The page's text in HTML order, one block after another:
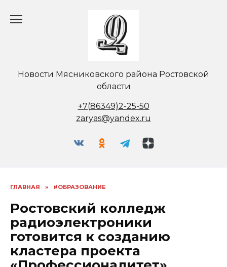
Новости Мясниковского района Ростовской
области
+7(86349)2-25-50
zaryas@yandex.ru
ГЛАВНАЯ » #ОБРАЗОВАНИЕ
Ростовский колледж
радиоэлектроники
готовится к созданию
кластера проекта